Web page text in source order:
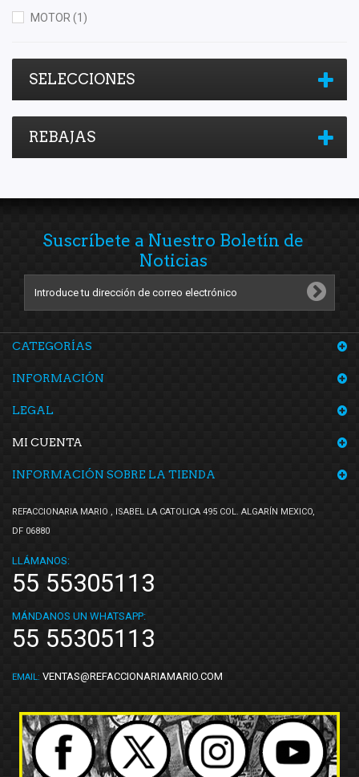
MOTOR(1)
SELECCIONES
REBAJAS
Suscríbete a Nuestro Boletín de
Noticias
CATEGORÍAS
INFORMACIÓN
LEGAL
MI CUENTA
INFORMACIÓN SOBRE LA TIENDA
REFACCIONARIA MARIO , ISABEL LA CATOLICA 495 COL. ALGARÍN MEXICO,
DF 06880
LLÁMANOS:
55 55305113
MÁNDANOS UN WHATSAPP:
55 55305113
EMAIL: VENTAS@REFACCIONARIAMARIO.COM